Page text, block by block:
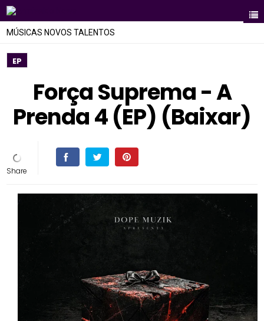
MÚSICAS NOVOS TALENTOS
EP
Força Suprema - A
Prenda 4 (EP) (Baixar)